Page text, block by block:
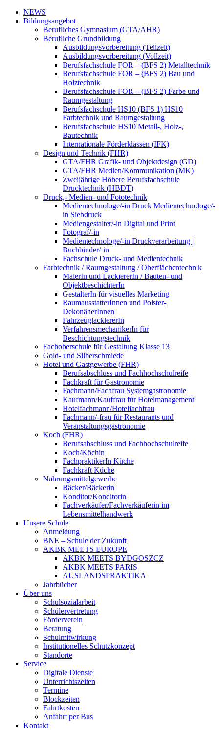
NEWS
Bildungsangebot
Berufliches Gymnasium (GTA/AHR)
Berufliche Grundbildung
Ausbildungsvorbereitung (Teilzeit)
Ausbildungsvorbereitung (Vollzeit)
Berufsfachschule FOR – (BFS 2) Metalltechnik
Berufsfachschule FOR – (BFS 2) Bau und
Holztechnik
Berufsfachschule FOR – (BFS 2) Farbe und
Raumgestaltung
Berufsfachschule HS10 (BFS 1) HS10
Farbtechnik und Raumgestaltung
Berufsfachschule HS10 Metall-, Holz-,
Bautechnik
Internationale Förderklassen (IFK)
Design und Technik (FHR)
GTA/FHR Grafik- und Objektdesign (GD)
GTA/FHR Medien/Kommunikation (MK)
Zweijährige Höhere Berufsfachschule
Drucktechnik (HBDT)
Druck,- Medien- und Fototechnik
Medientechnologe/-in Druck Medientechnologe/-
in Siebdruck
Mediengestalter/-in Digital und Print
Fotograf/-in
Medientechnologe/-in Druckverarbeitung |
Buchbinder/-in
Fachschule Druck- und Medientechnik
Farbtechnik / Raumgestaltung / Oberflächentechnik
MalerIn und LackiererIn / Bauten- und
ObjektbeschichterIn
GestalterIn für visuelles Marketing
RaumausstatterInnen und Polster-
DekonäherInnen
FahrzeuglackiererIn
VerfahrensmechanikerIn für
Beschichtungstechnik
Fachoberschule für Gestaltung Klasse 13
Gold- und Silberschmiede
Hotel und Gastgewerbe (FHR)
Berufsabschluss und Fachhochschulreife
Fachkraft für Gastronomie
Fachmann/Fachfrau Systemgastronomie
Kaufmann/Kauffrau für Hotelmanagement
Hotelfachmann/Hotelfachfrau
Fachmann/-frau für Restaurants und
Veranstaltungsgastronomie
Koch (FHR)
Berufsabschluss und Fachhochschulreife
Koch/Köchin
FachpraktikerIn Küche
Fachkraft Küche
Nahrungsmittelgewerbe
Bäcker/Bäckerin
Konditor/Konditorin
Fachverkäufer/Fachverkäuferin im
Lebensmittelhandwerk
Unsere Schule
Anmeldung
BNE – Schule der Zukunft
AKBK MEETS EUROPE
AKBK MEETS BYDGOSZCZ
AKBK MEETS PARIS
AUSLANDSPRAKTIKA
Jahrbücher
Über uns
Schulsozialarbeit
Schülervertretung
Förderverein
Beratung
Schulmitwirkung
Institutionelles Schutzkonzept
Standorte
Service
Digitale Dienste
Unterrichtszeiten
Termine
Blockzeiten
Fahrtkosten
Anfahrt per Bus
Kontakt